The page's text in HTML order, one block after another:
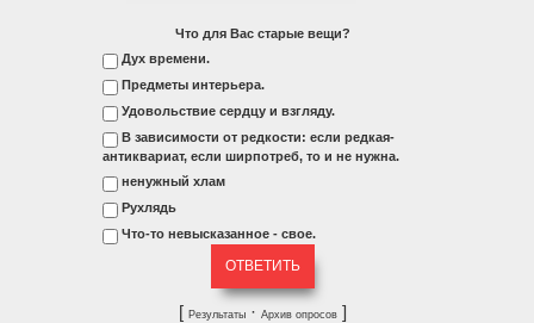
Что для Вас старые вещи?
Дух времени.
Предметы интерьера.
Удовольствие сердцу и взгляду.
В зависимости от редкости: если редкая-
антиквариат, если ширпотреб, то и не нужна.
ненужный хлам
Рухлядь
Что-то невысказанное - свое.
[ Результаты· Архив опросов]